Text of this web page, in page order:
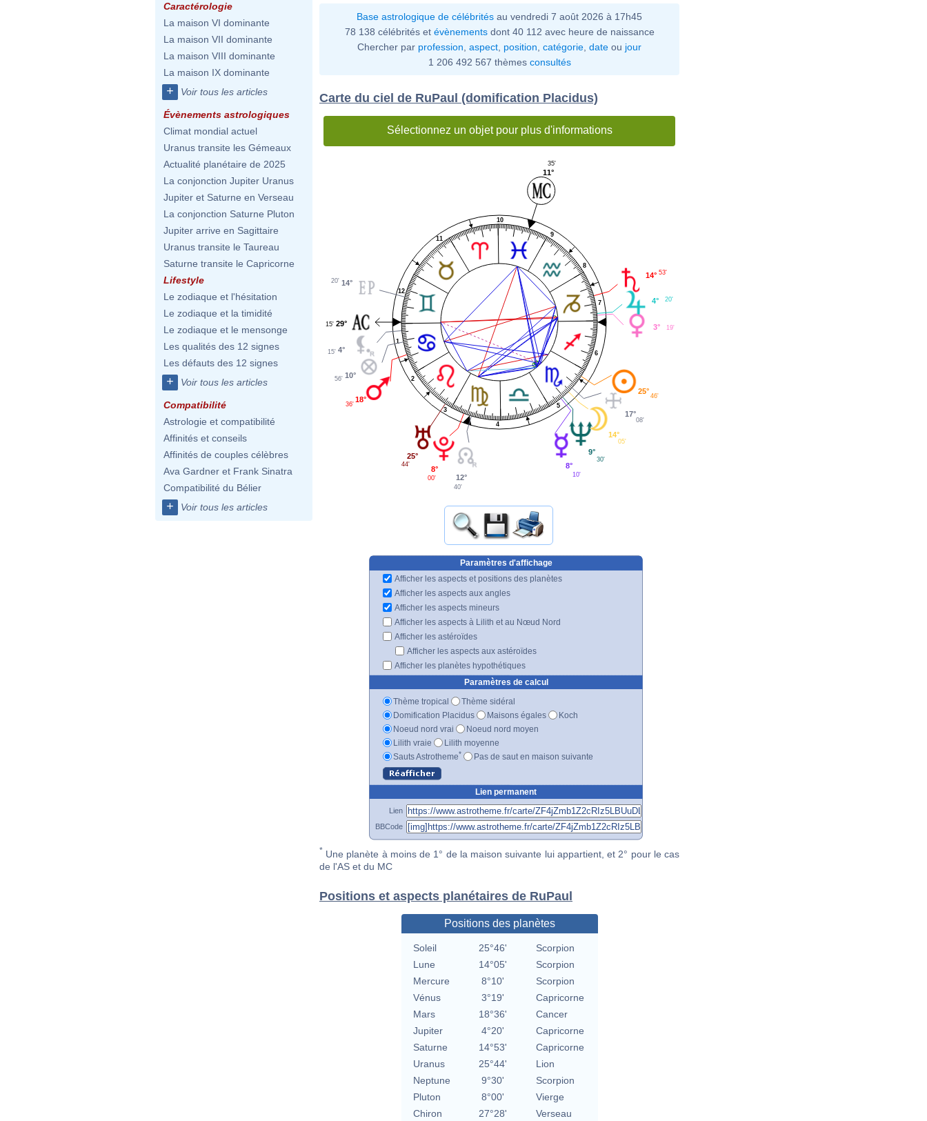
Caractérologie
La maison VI dominante
La maison VII dominante
La maison VIII dominante
La maison IX dominante
+ Voir tous les articles
Évènements astrologiques
Climat mondial actuel
Uranus transite les Gémeaux
Actualité planétaire de 2025
La conjonction Jupiter Uranus
Jupiter et Saturne en Verseau
La conjonction Saturne Pluton
Jupiter arrive en Sagittaire
Uranus transite le Taureau
Saturne transite le Capricorne
Lifestyle
Le zodiaque et l'hésitation
Le zodiaque et la timidité
Le zodiaque et le mensonge
Les qualités des 12 signes
Les défauts des 12 signes
+ Voir tous les articles
Compatibilité
Astrologie et compatibilité
Affinités et conseils
Affinités de couples célèbres
Ava Gardner et Frank Sinatra
Compatibilité du Bélier
+ Voir tous les articles
Base astrologique de célébrités au vendredi 7 août 2026 à 17h45
78 138 célébrités et évènementsdont 40 112 avec heure de naissance
Chercher par profession aspect position catégorie date ou jour
1 206 492 567 thèmes consultés
Carte du ciel de RuPaul (domification Placidus)
Sélectionnez un objet pour plus d'informations
1
2
3
4
5
6
7
8
9
10
11
12
3° 19'
4° 20'
14° 53'
11°
35'
14°
20'
29°
15'
4°
15'
10°
56'
18°
36'
25°
44'
8°
00' 12°
40'
8°
10'
9°
30'
14°
05'
17°
08'
25°
46'
Paramètres d'affichage
Afficher les aspects et positions des planètes
Afficher les aspects aux angles
Afficher les aspects mineurs
Afficher les aspects à Lilith et au Nœud Nord
Afficher les astéroïdes
Afficher les aspects aux astéroïdes
Afficher les planètes hypothétiques
Paramètres de calcul
Thème tropical
Thème sidéral
Domification Placidus
Maisons égales
Koch
Noeud nord vrai
Noeud nord moyen
Lilith vraie
Lilith moyenne
Sauts Astrotheme* Pas de saut en maison suivante
Lien permanent
Lien
BBCode
* Une planète à moins de 1° de la maison suivante lui appartient, et 2° pour le cas
de l'AS et du MC
Positions et aspects planétaires de RuPaul
Positions des planètes
Soleil 25°46'
Scorpion
Lune
14°05'
Scorpion
Mercure
8°10'
Scorpion
Vénus
3°19'
Capricorne
Mars
18°36'
Cancer
Jupiter
4°20'
Capricorne
Saturne
14°53'
Capricorne
Uranus
25°44'
Lion
Neptune
9°30'
Scorpion
Pluton
8°00'
Vierge
Chiron
27°28' Verseau